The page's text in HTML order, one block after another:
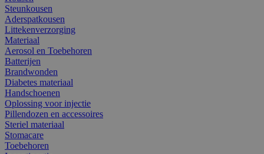
Steunkousen
Aderspatkousen
Littekenverzorging
Materiaal
Aerosol en Toebehoren
Batterijen
Brandwonden
Diabetes materiaal
Handschoenen
Oplossing voor injectie
Pillendozen en accessoires
Steriel materiaal
Stomacare
Toebehoren